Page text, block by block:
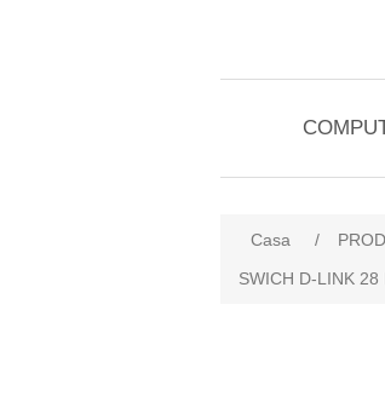
Casa /
SWICH D-LINK